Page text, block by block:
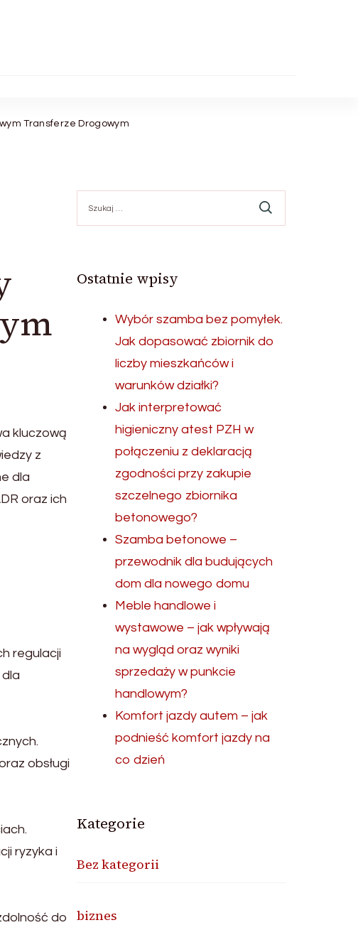
Transferze Drogowym
kluczową
z
dla
oraz ich
regulacji
obsługi
ryzyka i
do
Ostatnie wpisy
Wybór szamba bez pomyłek.
Jak dopasować zbiornik do
liczby mieszkańców i
warunków działki?
Jak interpretować
higieniczny atest PZH w
połączeniu z deklaracją
zgodności przy zakupie
szczelnego zbiornika
betonowego?
Szamba betonowe –
przewodnik dla budujących
dom dla nowego domu
Meble handlowe i
wystawowe – jak wpływają
na wygląd oraz wyniki
sprzedaży w punkcie
handlowym?
Komfort jazdy autem – jak
podnieść komfort jazdy na
co dzień
Kategorie
Bez kategorii
biznes